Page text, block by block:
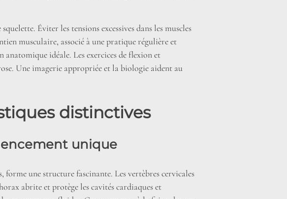
Éviter les tensions excessives dans les muscles
musculaire, associé à une pratique régulière et
idéale. Les exercices de flexion et
Une imagerie appropriée et la biologie aident au
distinctives
unique
une structure fascinante. Les vertèbres cervicales
abrite et protège les cavités cardiaques et